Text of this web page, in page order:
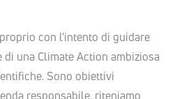
con l'intento di guidare
una Climate Action ambiziosa
Sono obiettivi
responsabile, riteniamo